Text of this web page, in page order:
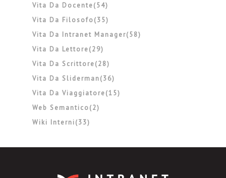
Vita Da Docente(54)
Vita Da Filosofo(35)
Vita Da Intranet Manager(58)
Vita Da Lettore(29)
Vita Da Scrittore(28)
Vita Da Sliderman(36)
Vita Da Viaggiatore(15)
Web Semantico(2)
Wiki Interni(33)